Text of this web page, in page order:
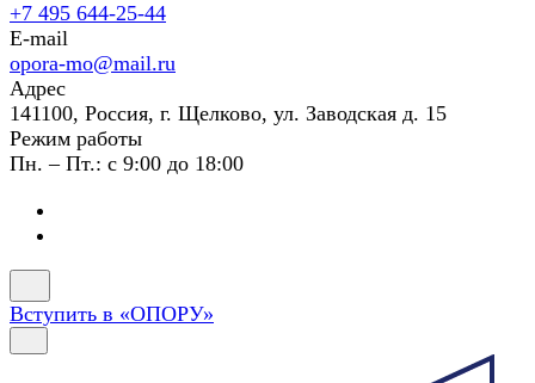
+7 495 644-25-44
E-mail
opora-mo@mail.ru
Адрес
141100, Россия, г. Щелково, ул. Заводская д. 15
Режим работы
Пн. – Пт.: с 9:00 до 18:00
Вступить в «ОПОРУ»